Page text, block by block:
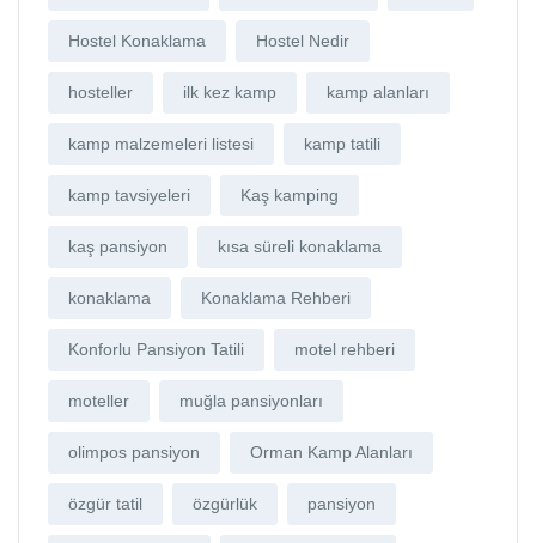
Hostel Konaklama Hostel Nedir
hosteller ilk kez kamp kamp alanları
kamp malzemeleri listesi kamp tatili
kamp tavsiyeleri Kaş kamping
kaş pansiyon kısa süreli konaklama
konaklama Konaklama Rehberi
Konforlu Pansiyon Tatili motel rehberi
moteller muğla pansiyonları
olimpos pansiyon Orman Kamp Alanları
özgür tatil özgürlük pansiyon